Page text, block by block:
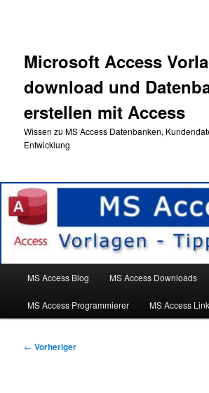
Microsoft Access
download und
erstellen mit Access
Wissen zu MS Access Datenbanken,
Entwicklung
MS Access Blog MS Access Downloads
MS Access Programmierer MS Access
Beitragsnavigation
← Vorheriger